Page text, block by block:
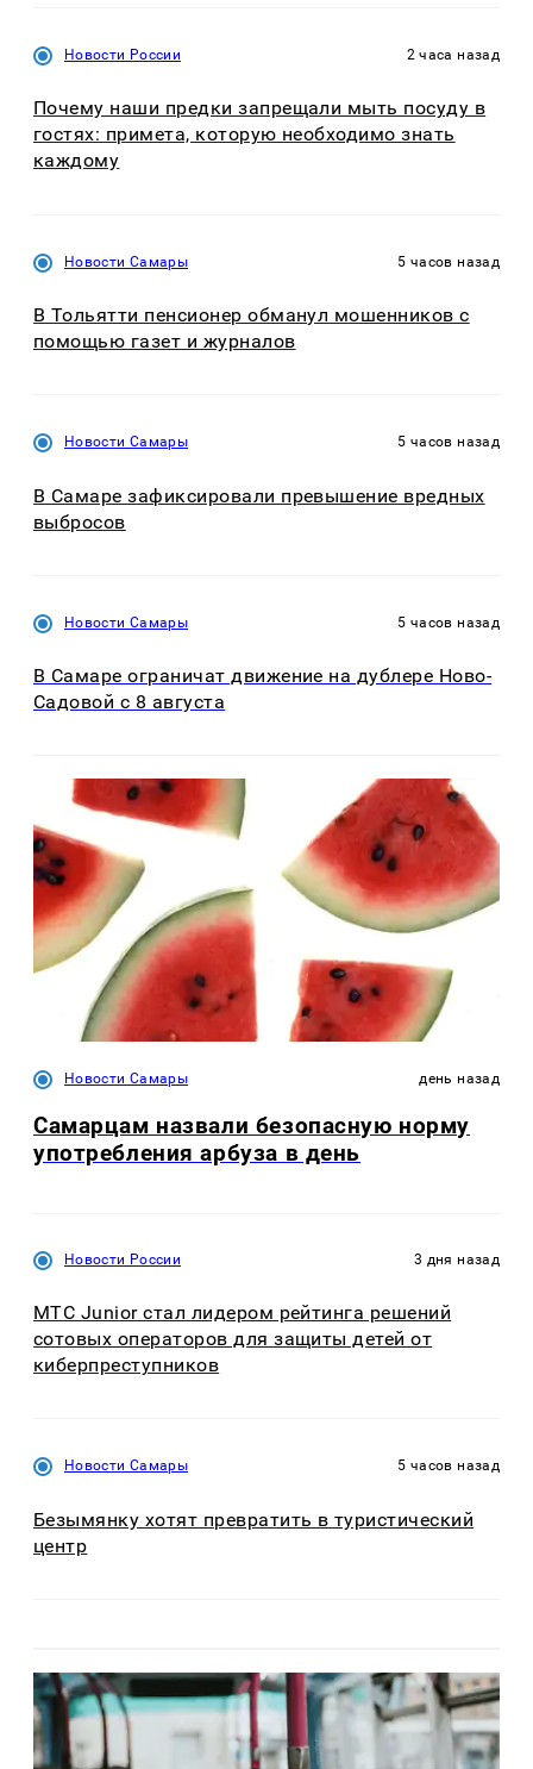
Новости России 2 часа назад
Почему наши предки запрещали мыть посуду в
гостях: примета, которую необходимо знать
каждому
Новости Самары 5 часов назад
В Тольятти пенсионер обманул мошенников с
помощью газет и журналов
Новости Самары 5 часов назад
В Самаре зафиксировали превышение вредных
выбросов
Новости Самары 5 часов назад
В Самаре ограничат движение на дублере Ново-
Садовой с 8 августа
Новости Самары день назад
Самарцам назвали безопасную норму
употребления арбуза в день
Новости России 3 дня назад
МТС Junior стал лидером рейтинга решений
сотовых операторов для защиты детей от
киберпреступников
Новости Самары 5 часов назад
Безымянку хотят превратить в туристический
центр